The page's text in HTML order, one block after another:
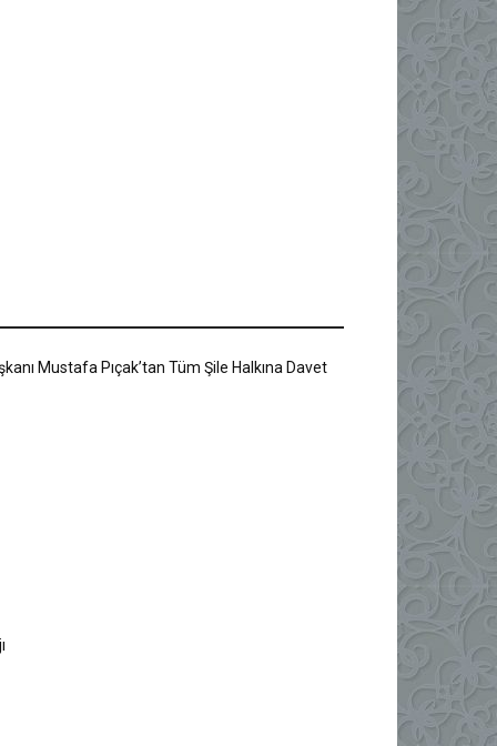
Mustafa Pıçak’tan Tüm Şile Halkına Davet